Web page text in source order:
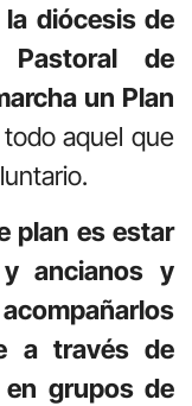
diócesis de
de
un Plan
aquel que
plan es estar
ancianos y
a través de
grupos de